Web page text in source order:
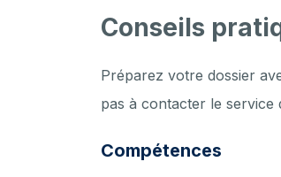
Conseils
Préparez votre dossier
pas à contacter le service
Compétences